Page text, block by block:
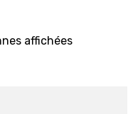
affichées